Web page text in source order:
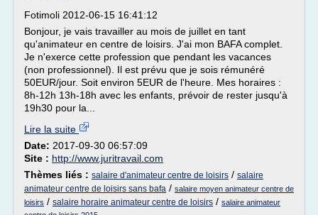
Fotimoli 2012-06-15 16:41:12
Bonjour, je vais travailler au mois de juillet en tant
qu'animateur en centre de loisirs. J'ai mon BAFA complet.
Je n'exerce cette profession que pendant les vacances
(non professionnel). Il est prévu que je sois rémunéré
50EUR/jour. Soit environ 5EUR de l'heure. Mes horaires :
8h-12h 13h-18h avec les enfants, prévoir de rester jusqu'à
19h30 pour la...
Lire la suite
Date: 2017-09-30 06:57:09
Site : http://www.juritravail.com
Thèmes liés : salaire d'animateur centre de loisirs / salaire
animateur centre de loisirs sans bafa / salaire moyen animateur centre de
loisirs / salaire horaire animateur centre de loisirs / salaire animateur